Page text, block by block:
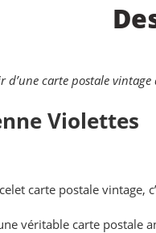
carte postale vintage
Violettes
carte postale vintage,
véritable carte